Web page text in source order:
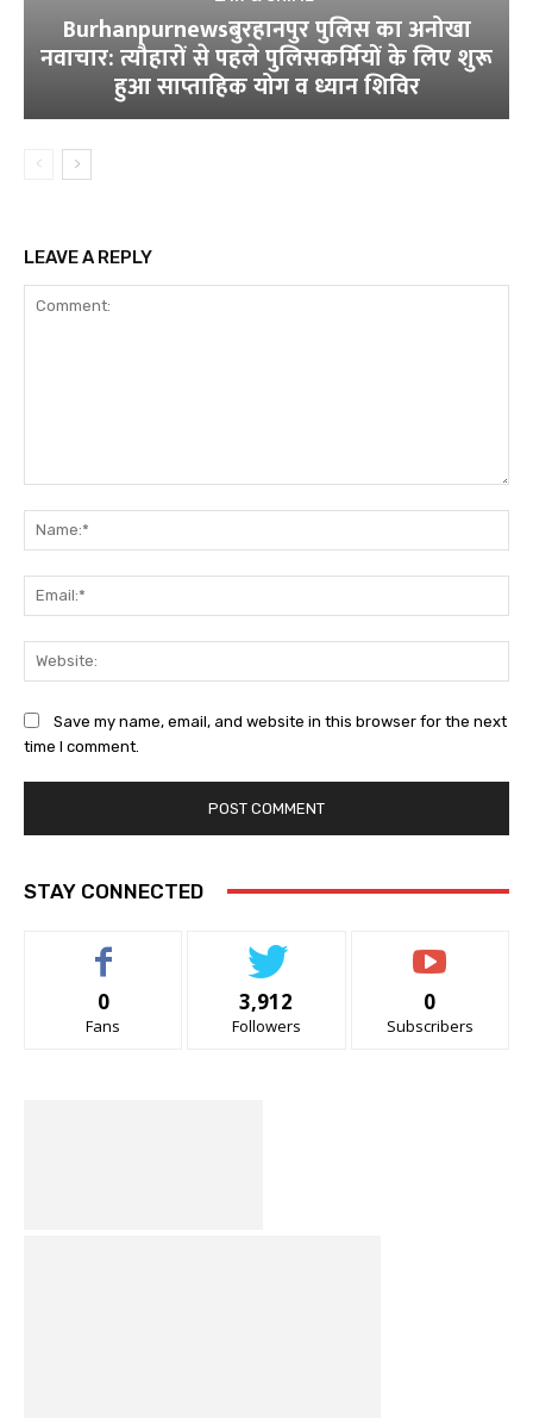
Burhanpurnewsबुरहानपुर पुलिस का अनोखा
नवाचार: त्यौहारों से पहले पुलिसकर्मियों के लिए शुरू
हुआ साप्ताहिक योग व ध्यान शिविर
LEAVE A REPLY
Save my name, email, and website in this browser for the next
time I comment.
STAY CONNECTED
0
Fans
3,912
Followers
0
Subscribers